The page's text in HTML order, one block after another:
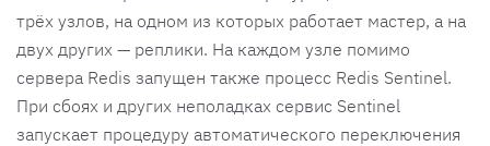
трёх узлов, на одном из которых работает мастер, а на
двух других — реплики. На каждом узле помимо
сервера Redis запущен также процесс Redis Sentinel.
При сбоях и других неполадках сервис Sentinel
запускает процедуру автоматического переключения